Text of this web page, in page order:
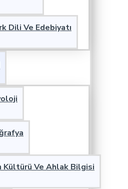
Dili Ve Edebiyatı
Kültürü Ve Ahlak Bilgisi